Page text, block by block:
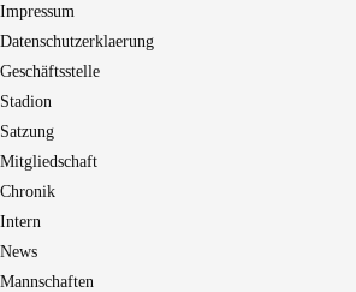
Impressum
Datenschutzerklaerung
Geschäftsstelle
Stadion
Satzung
Mitgliedschaft
Chronik
Intern
News
Mannschaften